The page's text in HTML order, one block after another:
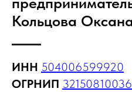
Кольцова
ИНН 504006599920
ОГРНИП